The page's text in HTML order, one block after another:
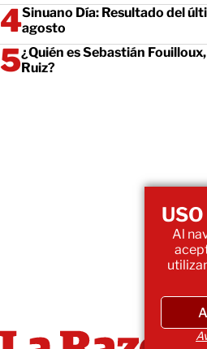
Sinuano Día: Resultado del
agosto
¿Quién es Sebastián
Ruiz?
Al